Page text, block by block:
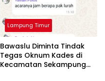
Lampung Timur
Bawaslu Diminta Tindak
Tegas Oknum Kades di
Kecamatan Sekampung